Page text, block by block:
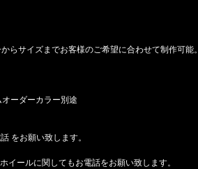
らサイズまでお客様のご希望に合わせて制作可能。
ーダーカラー別途
をお願い致します。
イールに関してもお電話をお願い致します。